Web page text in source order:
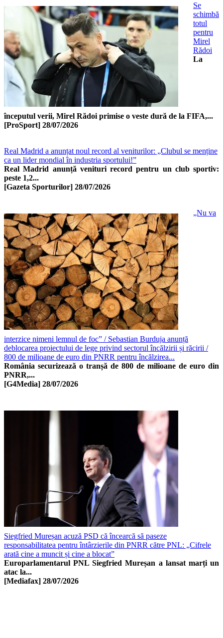
Se
schimbă
totul
pentru
Mirel
Rădoi
La
începutul verii, Mirel Rădoi primise o veste dură de la FIFA,...
[ProSport] 28/07/2026
Real Madrid a anunțat noul record al veniturilor: „Clubul se menține
ca un lider mondial în industria sportului!”
Real Madrid anunță venituri record pentru un club sportiv:
peste 1,2...
[Gazeta Sporturilor] 28/07/2026
„Nu va
interzice nimeni lemnul de foc” / Sebastian Burduja anunță
deblocarea proiectului de lege privind sectorul încălzirii și răcirii /
800 de milioane de euro din PNRR pentru încălzirea...
România securizează o tranșă de 800 de milioane de euro din
PNRR,...
[G4Media] 28/07/2026
Siegfried Mureșan acuză PSD că încearcă să paseze
responsabilitatea pentru întârzierile din PNRR către PNL: „Cifrele
arată cine a muncit și cine a blocat”
Europarlamentarul PNL Siegfried Mureșan a lansat marți un
atac la...
[Mediafax] 28/07/2026